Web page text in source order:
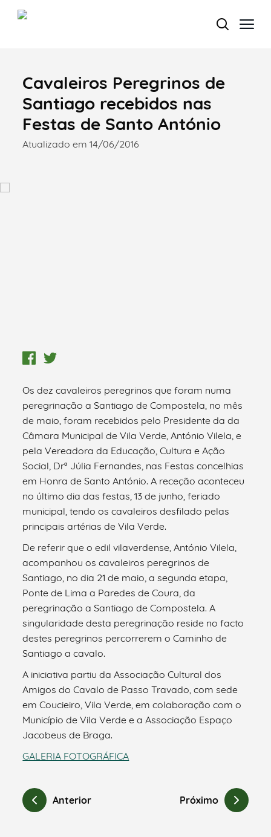
Termo de Pesquisa
Cavaleiros Peregrinos de
Santiago recebidos nas
Festas de Santo António
Atualizado em 14/06/2016
Os dez cavaleiros peregrinos que foram numa
peregrinação a Santiago de Compostela, no mês
de maio, foram recebidos pelo Presidente da da
Câmara Municipal de Vila Verde, António Vilela, e
pela Vereadora da Educação, Cultura e Ação
Social, Drª Júlia Fernandes, nas Festas concelhias
em Honra de Santo António. A receção aconteceu
no último dia das festas, 13 de junho, feriado
municipal, tendo os cavaleiros desfilado pelas
principais artérias de Vila Verde.
De referir que o edil vilaverdense, António Vilela,
acompanhou os cavaleiros peregrinos de
Santiago, no dia 21 de maio, a segunda etapa,
Ponte de Lima a Paredes de Coura, da
peregrinação a Santiago de Compostela. A
singularidade desta peregrinação reside no facto
destes peregrinos percorrerem o Caminho de
Santiago a cavalo.
A iniciativa partiu da Associação Cultural dos
Amigos do Cavalo de Passo Travado, com sede
em Coucieiro, Vila Verde, em colaboração com o
Município de Vila Verde e a Associação Espaço
Jacobeus de Braga.
GALERIA FOTOGRÁFICA
Anterior Próximo